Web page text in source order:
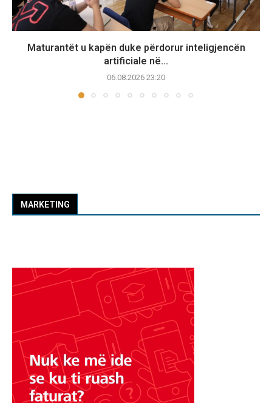
Maturantët u kapën duke përdorur inteligjencën
artificiale në...
06.08.2026 23:20
MARKETING